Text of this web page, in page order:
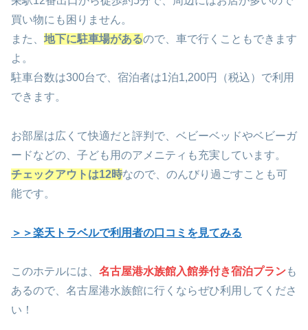
買い物にも困りません。
また、 地下に駐車場があるので、車で行くこともできます
よ。
駐車台数は300台で、宿泊者は1泊1,200円（税込）で利用
できます。
お部屋は広くて快適だと評判で、ベビーベッドやベビーガ
ードなどの、子ども用のアメニティも充実しています。
チェックアウトは12時なので、のんびり過ごすことも可
能です。
＞＞楽天トラベルで利用者の口コミを見てみる
このホテルには、 名古屋港水族館入館券付き宿泊プランも
あるので、名古屋港水族館に行くならぜひ利用してくださ
い！